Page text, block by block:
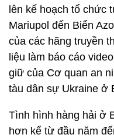
lên kế hoạch tổ chức
Mariupol đến Biển
của các hãng truyền
liệu làm báo cáo
giữ của Cơ quan an
tàu dân sự Ukraine ở
Tình hình hàng hải ở
hơn kể từ đầu năm